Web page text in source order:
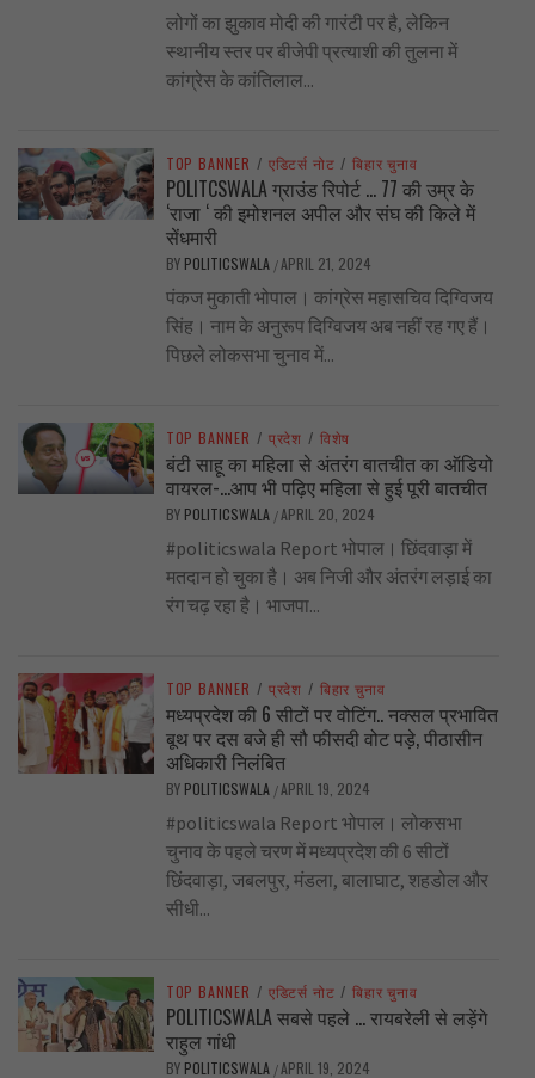
लोगों का झुकाव मोदी की गारंटी पर है, लेकिन
स्थानीय स्तर पर बीजेपी प्रत्याशी की तुलना में
कांग्रेस के कांतिलाल...
TOP BANNER / एडिटर्स नोट / बिहार चुनाव
POLITCSWALA ग्राउंड रिपोर्ट … 77 की उम्र के
‘राजा ‘ की इमोशनल अपील और संघ की किले में
सेंधमारी
BY POLITICSWALA /APRIL 21, 2024
पंकज मुकाती भोपाल। कांग्रेस महासचिव दिग्विजय
सिंह। नाम के अनुरूप दिग्विजय अब नहीं रह गए हैं।
पिछले लोकसभा चुनाव में...
TOP BANNER / प्रदेश / विशेष
बंटी साहू का महिला से अंतरंग बातचीत का ऑडियो
वायरल-…आप भी पढ़िए महिला से हुई पूरी बातचीत
BY POLITICSWALA /APRIL 20, 2024
#politicswala Report भोपाल। छिंदवाड़ा में
मतदान हो चुका है। अब निजी और अंतरंग लड़ाई का
रंग चढ़ रहा है। भाजपा...
TOP BANNER / प्रदेश / बिहार चुनाव
मध्यप्रदेश की 6 सीटों पर वोटिंग.. नक्सल प्रभावित
बूथ पर दस बजे ही सौ फीसदी वोट पड़े, पीठासीन
अधिकारी निलंबित
BY POLITICSWALA /APRIL 19, 2024
#politicswala Report भोपाल। लोकसभा
चुनाव के पहले चरण में मध्यप्रदेश की 6 सीटों
छिंदवाड़ा, जबलपुर, मंडला, बालाघाट, शहडोल और
सीधी...
TOP BANNER / एडिटर्स नोट / बिहार चुनाव
POLITICSWALA सबसे पहले … रायबरेली से लड़ेंगे
राहुल गांधी
BY POLITICSWALA /APRIL 19, 2024